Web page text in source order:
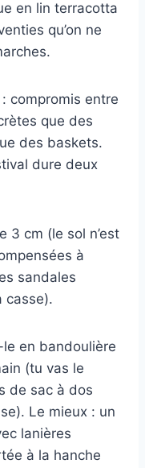
en lin terracotta
qu’on ne
: compromis entre
que des
des baskets.
dure deux
3 cm (le sol n’est
à
sandales
casse).
le en bandoulière
(tu vas le
de sac à dos
Le mieux : un
lanières
à la hanche